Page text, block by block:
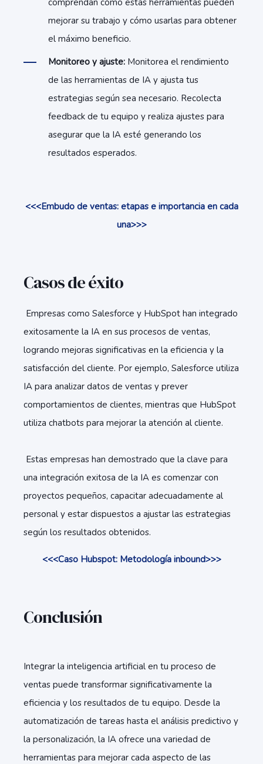
comprendan cómo estas herramientas pueden
mejorar su trabajo y cómo usarlas para obtener
el máximo beneficio.
Monitoreo y ajuste: Monitorea el rendimiento
de las herramientas de IA y ajusta tus
estrategias según sea necesario. Recolecta
feedback de tu equipo y realiza ajustes para
asegurar que la IA esté generando los
resultados esperados.
<<<Embudo de ventas: etapas e importancia en cada
una>>>
Casos de éxito
Empresas como Salesforce y HubSpot han integrado
exitosamente la IA en sus procesos de ventas,
logrando mejoras significativas en la eficiencia y la
satisfacción del cliente. Por ejemplo, Salesforce utiliza
IA para analizar datos de ventas y prever
comportamientos de clientes, mientras que HubSpot
utiliza chatbots para mejorar la atención al cliente.
Estas empresas han demostrado que la clave para
una integración exitosa de la IA es comenzar con
proyectos pequeños, capacitar adecuadamente al
personal y estar dispuestos a ajustar las estrategias
según los resultados obtenidos.
<<<Caso Hubspot: Metodología inbound>>>
Conclusión
Integrar la inteligencia artificial en tu proceso de
ventas puede transformar significativamente la
eficiencia y los resultados de tu equipo. Desde la
automatización de tareas hasta el análisis predictivo y
la personalización, la IA ofrece una variedad de
herramientas para mejorar cada aspecto de las